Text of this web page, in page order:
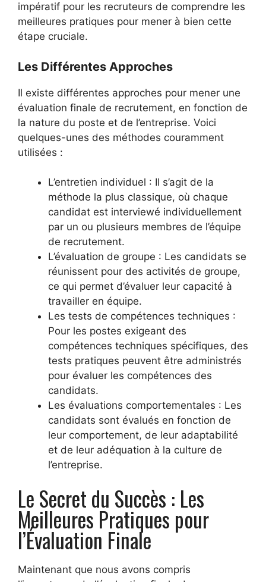
impératif pour les recruteurs de comprendre les
meilleures pratiques pour mener à bien cette
étape cruciale.
Les Différentes Approches
Il existe différentes approches pour mener une
évaluation finale de recrutement, en fonction de
la nature du poste et de l’entreprise. Voici
quelques-unes des méthodes couramment
utilisées :
L’entretien individuel : Il s’agit de la
méthode la plus classique, où chaque
candidat est interviewé individuellement
par un ou plusieurs membres de l’équipe
de recrutement.
L’évaluation de groupe : Les candidats se
réunissent pour des activités de groupe,
ce qui permet d’évaluer leur capacité à
travailler en équipe.
Les tests de compétences techniques :
Pour les postes exigeant des
compétences techniques spécifiques, des
tests pratiques peuvent être administrés
pour évaluer les compétences des
candidats.
Les évaluations comportementales : Les
candidats sont évalués en fonction de
leur comportement, de leur adaptabilité
et de leur adéquation à la culture de
l’entreprise.
Le Secret du Succès : Les
Meilleures Pratiques pour
l’Évaluation Finale
Maintenant que nous avons compris